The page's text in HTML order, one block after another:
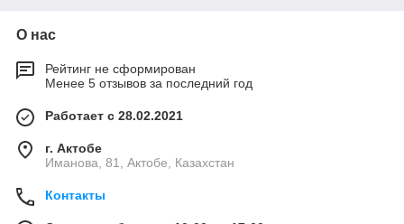
О нас
Рейтинг не сформирован
Менее 5 отзывов за последний год
Работает с 28.02.2021
г. Актобе
Иманова, 81, Актобе, Казахстан
Контакты